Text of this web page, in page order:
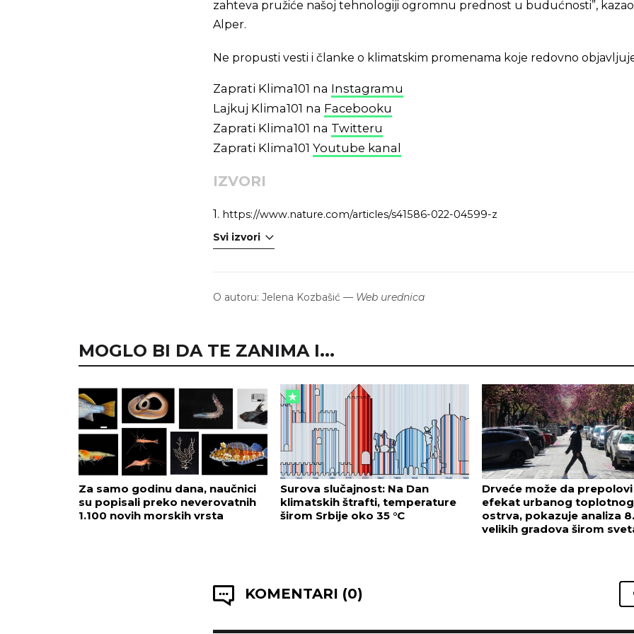
zahteva pružiće našoj tehnologiji ogromnu prednost u budućnosti”,
Alper.
Ne propusti vesti i članke o klimatskim promenama koje redovno
Zaprati Klima101 na Instagramu
Lajkuj Klima101 na Facebooku
Zaprati Klima101 na Twitteru
Zaprati Klima101 Youtube kanal
IZVORI
1. https://www.nature.com/articles/s41586-022-04599-z
Svi izvori
O autoru: Jelena Kozbašić — Web urednica
MOGLO BI DA TE ZANIMA I...
Za samo godinu dana, naučnici
su popisali preko neverovatnih
1.100 novih morskih vrsta
Surova slučajnost: Na Dan
klimatskih štrafti, temperature
širom Srbije oko 35 °C
Drveće može da prepolovi
efekat urbanog toplotnog
ostrva, pokazuje analiza
velikih gradova širom
KOMENTARI (0)